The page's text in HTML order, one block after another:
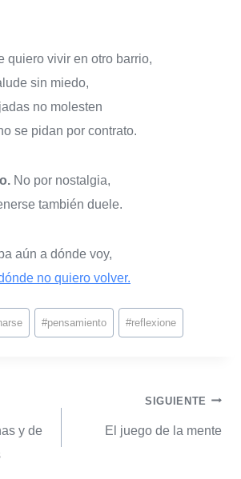
quiero vivir en otro barrio,
sin miedo,
no molesten
se pidan por contrato.
No por nostalgia,
también duele.
aún a dónde voy,
no quiero volver.
#pensamiento #reflexione
y de
SIGUIENTE
El juego de la mente